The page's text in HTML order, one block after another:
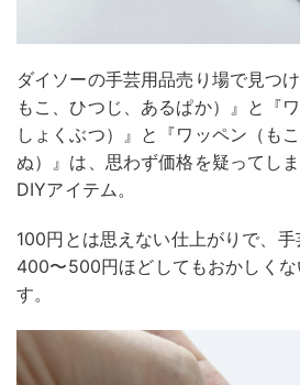
ダイソーの手芸用品売り場で見つ
もこ、ひつじ、あるぱか）』と『
しょくぶつ）』と『ワッペン（も
ぬ）』は、思わず価格を疑ってし
DIYアイテム。
100円とは思えない仕上がりで、
400〜500円ほどしてもおかしく
す。